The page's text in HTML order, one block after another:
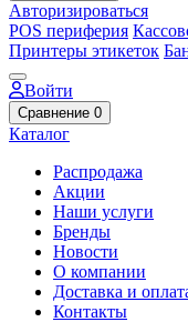
Авторизироваться
POS периферия
Принтеры этикеток
Войти
Сравнение 0
Каталог
Распродажа
Акции
Наши услуги
Бренды
Новости
О компании
Доставка и
Контакты